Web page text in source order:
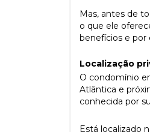
Mas, antes de
o que ele
benefícios e por
Localização
O condomínio
Atlântica e
conhecida por
Está localizado